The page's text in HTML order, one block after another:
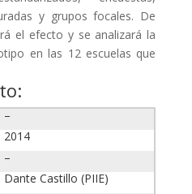
y grupos focales. De
el efecto y se analizará la
en las 12 escuelas que
–
2014
–
Dante Castillo (PIIE)